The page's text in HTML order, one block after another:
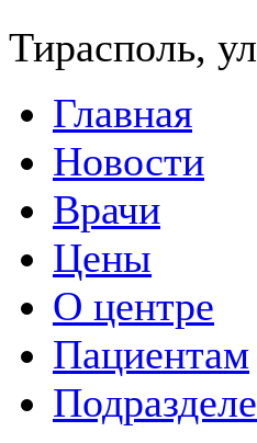
Тирасполь,
Главная
Новости
Врачи
Цены
О центре
Пациентам